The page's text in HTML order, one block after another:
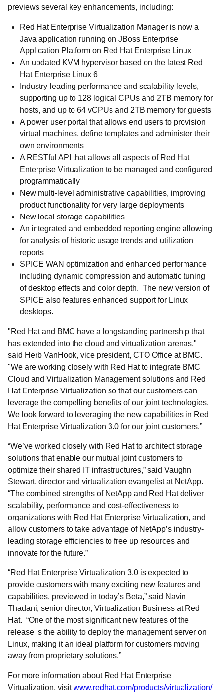
previews several key enhancements, including:
Red Hat Enterprise Virtualization Manager is now a
Java application running on JBoss Enterprise
Application Platform on Red Hat Enterprise Linux
An updated KVM hypervisor based on the latest Red
Hat Enterprise Linux 6
Industry-leading performance and scalability levels,
supporting up to 128 logical CPUs and 2TB memory for
hosts, and up to 64 vCPUs and 2TB memory for guests
A power user portal that allows end users to provision
virtual machines, define templates and administer their
own environments
A RESTful API that allows all aspects of Red Hat
Enterprise Virtualization to be managed and configured
programmatically
New multi-level administrative capabilities, improving
product functionality for very large deployments
New local storage capabilities
An integrated and embedded reporting engine allowing
for analysis of historic usage trends and utilization
reports
SPICE WAN optimization and enhanced performance
including dynamic compression and automatic tuning
of desktop effects and color depth. The new version of
SPICE also features enhanced support for Linux
desktops.
"Red Hat and BMC have a longstanding partnership that
has extended into the cloud and virtualization arenas,"
said Herb VanHook, vice president, CTO Office at BMC.
"We are working closely with Red Hat to integrate BMC
Cloud and Virtualization Management solutions and Red
Hat Enterprise Virtualization so that our customers can
leverage the compelling benefits of our joint technologies.
We look forward to leveraging the new capabilities in Red
Hat Enterprise Virtualization 3.0 for our joint customers.”
“We’ve worked closely with Red Hat to architect storage
solutions that enable our mutual joint customers to
optimize their shared IT infrastructures,” said Vaughn
Stewart, director and virtualization evangelist at NetApp.
“The combined strengths of NetApp and Red Hat deliver
scalability, performance and cost-effectiveness to
organizations with Red Hat Enterprise Virtualization, and
allow customers to take advantage of NetApp’s industry-
leading storage efficiencies to free up resources and
innovate for the future.”
“Red Hat Enterprise Virtualization 3.0 is expected to
provide customers with many exciting new features and
capabilities, previewed in today’s Beta,” said Navin
Thadani, senior director, Virtualization Business at Red
Hat. “One of the most significant new features of the
release is the ability to deploy the management server on
Linux, making it an ideal platform for customers moving
away from proprietary solutions.”
For more information about Red Hat Enterprise
Virtualization, visitwww.redhat.com/products/virtualization/